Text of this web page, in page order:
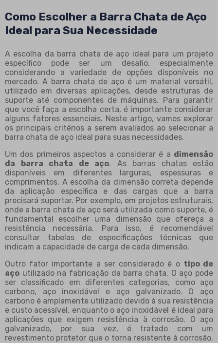
Como Escolher a Barra Chata de Aço
Ideal para Sua Necessidade
A escolha da barra chata de aço ideal para um projeto
específico pode ser um desafio, especialmente
considerando a variedade de opções disponíveis no
mercado. A barra chata de aço é um material versátil,
utilizado em diversas aplicações, desde estruturas de
suporte até componentes de máquinas. Para garantir
que você faça a escolha certa, é importante considerar
alguns fatores essenciais. Neste artigo, vamos explorar
os principais critérios a serem avaliados ao selecionar a
barra chata de aço ideal para suas necessidades.
Um dos primeiros aspectos a considerar é a dimensão
da barra chata de aço. As barras chatas estão
disponíveis em diferentes larguras, espessuras e
comprimentos. A escolha da dimensão correta depende
da aplicação específica e das cargas que a barra
precisará suportar. Por exemplo, em projetos estruturais,
onde a barra chata de aço será utilizada como suporte, é
fundamental escolher uma dimensão que ofereça a
resistência necessária. Para isso, é recomendável
consultar tabelas de especificações técnicas que
indicam a capacidade de carga de cada dimensão.
Outro fator importante a ser considerado é o tipo de
aço utilizado na fabricação da barra chata. O aço pode
ser classificado em diferentes categorias, como aço
carbono, aço inoxidável e aço galvanizado. O aço
carbono é amplamente utilizado devido à sua resistência
e custo acessível, enquanto o aço inoxidável é ideal para
aplicações que exigem resistência à corrosão. O aço
galvanizado, por sua vez, é tratado com um
revestimento protetor que o torna resistente à corrosão,